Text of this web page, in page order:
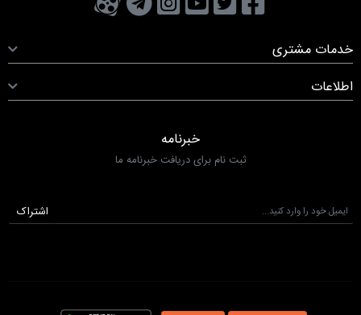
خدمات مشتری
اطلاعات
خبرنامه
ثبت نام برای دریافت خبرنامه ما
اشتراک